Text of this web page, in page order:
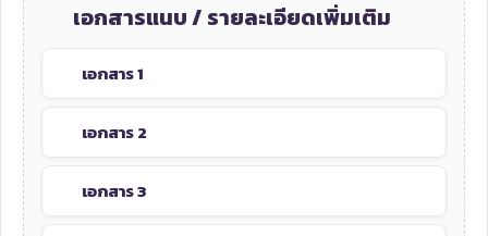
เอกสารแนบ / รายละเอียดเพิ่มเติม
เอกสาร 1
เอกสาร 2
เอกสาร 3